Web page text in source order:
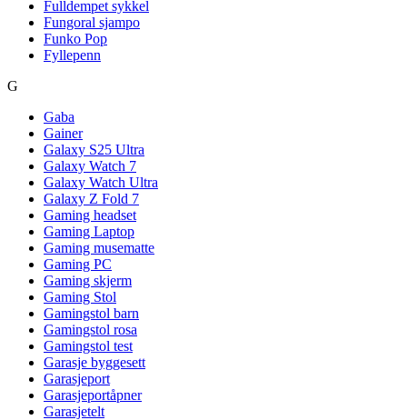
Fulldempet sykkel
Fungoral sjampo
Funko Pop
Fyllepenn
G
Gaba
Gainer
Galaxy S25 Ultra
Galaxy Watch 7
Galaxy Watch Ultra
Galaxy Z Fold 7
Gaming headset
Gaming Laptop
Gaming musematte
Gaming PC
Gaming skjerm
Gaming Stol
Gamingstol barn
Gamingstol rosa
Gamingstol test
Garasje byggesett
Garasjeport
Garasjeportåpner
Garasjetelt